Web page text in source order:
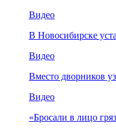
Видео
В Новосибирске
Видео
Вместо дворников
Видео
«Бросали в лицо